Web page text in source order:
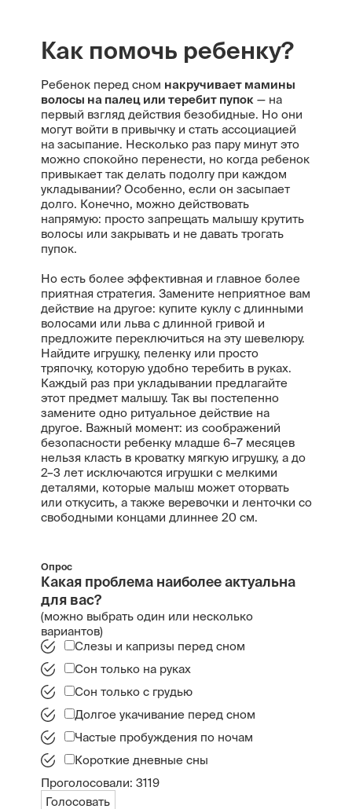
Как помочь ребенку?
Ребенок перед сном накручивает мамины
волосы на палец или теребит пупок — на
первый взгляд действия безобидные. Но они
могут войти в привычку и стать ассоциацией
на засыпание. Несколько раз пару минут это
можно спокойно перенести, но когда ребенок
привыкает так делать подолгу при каждом
укладывании? Особенно, если он засыпает
долго. Конечно, можно действовать
напрямую: просто запрещать малышу крутить
волосы или закрывать и не давать трогать
пупок.
Но есть более эффективная и главное более
приятная стратегия. Замените неприятное вам
действие на другое: купите куклу с длинными
волосами или льва с длинной гривой и
предложите переключиться на эту шевелюру.
Найдите игрушку, пеленку или просто
тряпочку, которую удобно теребить в руках.
Каждый раз при укладывании предлагайте
этот предмет малышу. Так вы постепенно
замените одно ритуальное действие на
другое. Важный момент: из соображений
безопасности ребенку младше 6–7 месяцев
нельзя класть в кроватку мягкую игрушку, а до
2–3 лет исключаются игрушки с мелкими
деталями, которые малыш может оторвать
или откусить, а также веревочки и ленточки со
свободными концами длиннее 20 см.
Опрос
Какая проблема наиболее актуальна
для вас?
(можно выбрать один или несколько
вариантов)
Слезы и капризы перед сном
Сон только на руках
Сон только с грудью
Долгое укачивание перед сном
Частые пробуждения по ночам
Короткие дневные сны
Проголосовали: 3119
Голосовать